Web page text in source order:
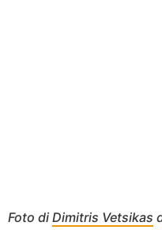
Foto di Dimitris Vetsikas